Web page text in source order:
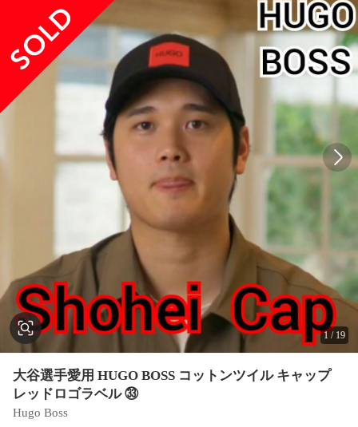
1/ 19
大谷選手愛用 HUGO BOSS コットンツイル キャップ
レッドロゴラベル ㉝
Hugo Boss